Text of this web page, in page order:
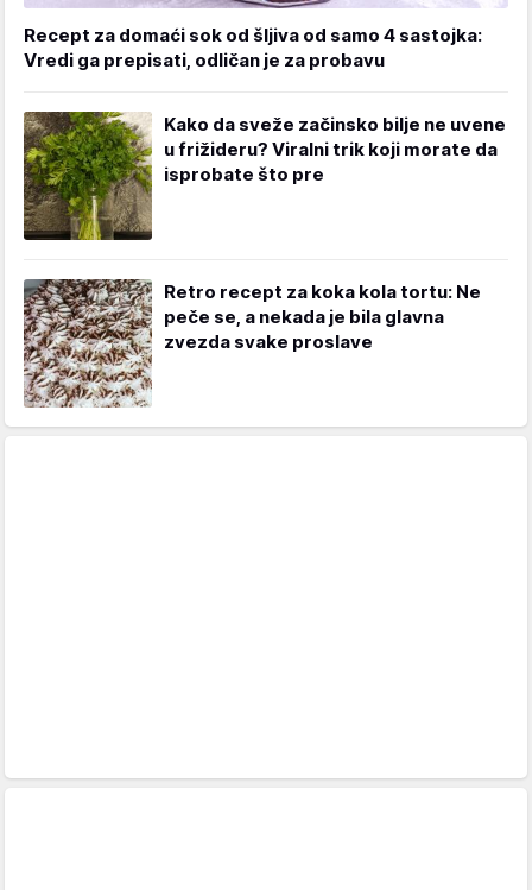
Recept za domaći sok od šljiva od samo 4 sastojka:
Vredi ga prepisati, odličan je za probavu
Kako da sveže začinsko bilje ne uvene
u frižideru? Viralni trik koji morate da
isprobate što pre
Retro recept za koka kola tortu: Ne
peče se, a nekada je bila glavna
zvezda svake proslave